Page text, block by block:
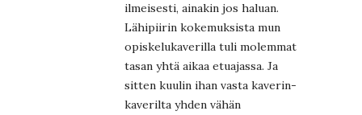
ilmeisesti, ainakin jos haluan.
Lähipiirin kokemuksista mun
opiskelukaverilla tuli molemmat
tasan yhtä aikaa etuajassa. Ja
sitten kuulin ihan vasta kaverin-
kaverilta yhden vähän